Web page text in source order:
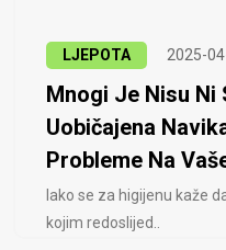
LJEPOTA 2025-
Mnogi Je Nisu Ni
Uobičajena
Probleme Na
Iako se za higijenu kaže
kojim redoslijed..